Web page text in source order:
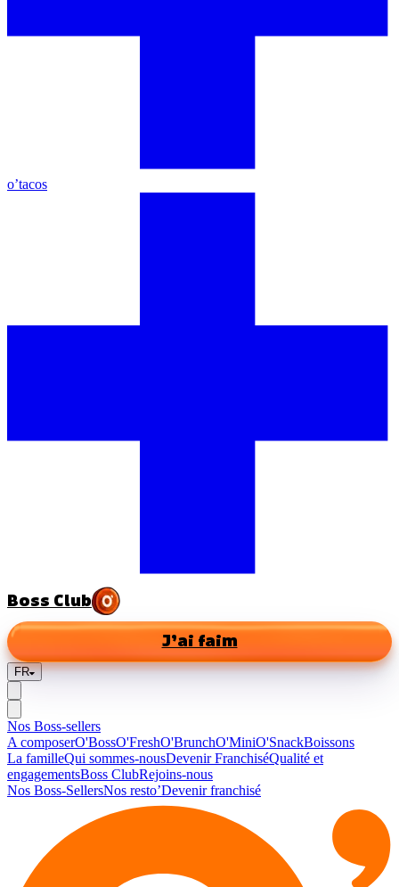
o’tacos
Boss Club
J’ai faim
FR
Nos Boss-sellers
A composerO'BossO'FreshO'BrunchO'MiniO'SnackBoissons
La familleQui sommes-nousDevenir FranchiséQualité et
engagementsBoss ClubRejoins-nous
Nos Boss-SellersNos resto’Devenir franchisé